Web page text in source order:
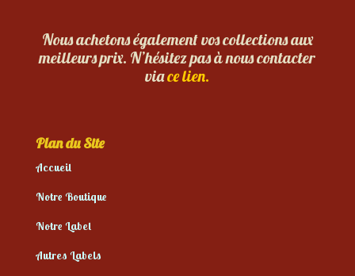
Nous achetons également vos collections aux
meilleurs prix. N’hésitez pas à nous contacter
viace lien.
Plan du Site
Accueil
Notre Boutique
Notre Label
Autres Labels